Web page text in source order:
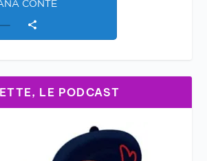
LE PODCAST